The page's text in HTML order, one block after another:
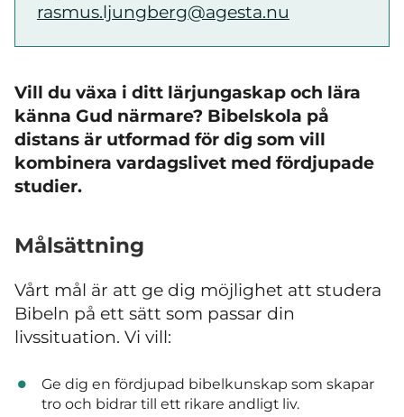
rasmus.ljungberg@agesta.nu
Vill du växa i ditt lärjungaskap och lära
känna Gud närmare? Bibelskola på
distans är utformad för dig som vill
kombinera vardagslivet med fördjupade
studier.
Målsättning
Vårt mål är att ge dig möjlighet att studera
Bibeln på ett sätt som passar din
livssituation. Vi vill:
Ge dig en fördjupad bibelkunskap som skapar
tro och bidrar till ett rikare andligt liv.